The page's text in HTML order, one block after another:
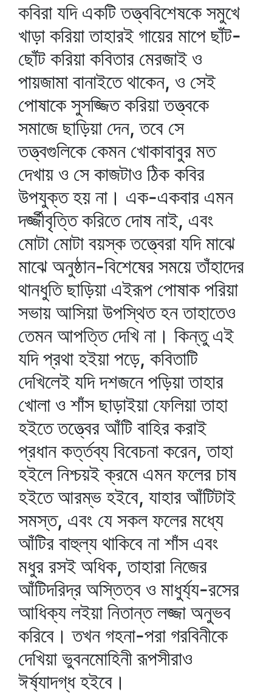
কবিরা যদি একটি তত্ত্ববিশেষকে সমুখে
খাড়া করিয়া তাহারই গায়ের মাপে ছাঁট-
ছোঁট করিয়া কবিতার মেরজাই ও
পায়জামা বানাইতে থাকেন, ও সেই
পোষাকে সুসজ্জিত করিয়া তত্ত্বকে
সমাজে ছাড়িয়া দেন, তবে সে
তত্ত্বগুলিকে কেমন খোকাবাবুর মত
দেখায় ও সে কাজটাও ঠিক কবির
উপযুক্ত হয় না। এক-একবার এমন
দর্জ্জীবৃত্তি করিতে দোষ নাই, এবং
মোটা মোটা বয়স্ক তত্ত্বেরা যদি মাঝে
মাঝে অনুষ্ঠান-বিশেষের সময়ে তাঁহাদের
থানধুতি ছাড়িয়া এইরূপ পোষাক পরিয়া
সভায় আসিয়া উপস্থিত হন তাহাতেও
তেমন আপত্তি দেখি না। কিন্তু এই
যদি প্রথা হইয়া পড়ে, কবিতাটি
দেখিলেই যদি দশজনে পড়িয়া তাহার
খোলা ও শাঁস ছাড়াইয়া ফেলিয়া তাহা
হইতে তত্ত্বের আঁটি বাহির করাই
প্রধান কর্ত্তব্য বিবেচনা করেন, তাহা
হইলে নিশ্চয়ই ক্রমে এমন ফলের চাষ
হইতে আরম্ভ হইবে, যাহার আঁটিটাই
সমস্ত, এবং যে সকল ফলের মধ্যে
আঁটির বাহুল্য থাকিবে না শাঁস এবং
মধুর রসই অধিক, তাহারা নিজের
আঁটিদরিদ্র অস্তিত্ব ও মাধুর্য্য-রসের
আধিক্য লইয়া নিতান্ত লজ্জা অনুভব
করিবে। তখন গহনা-পরা গরবিনীকে
দেখিয়া ভুবনমোহিনী রূপসীরাও
ঈর্ষ্যাদগ্ধ হইবে।